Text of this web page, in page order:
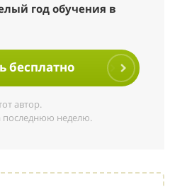
год обучения в
бесплатно
автор.
последнюю неделю.